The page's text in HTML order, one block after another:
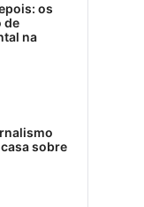
os
de
na
sobre